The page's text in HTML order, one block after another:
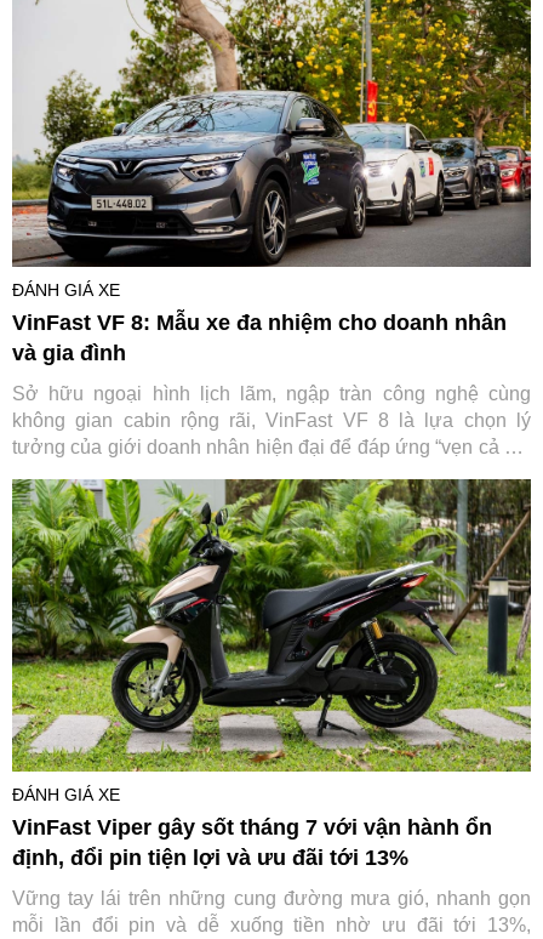
ĐÁNH GIÁ XE
VinFast VF 8: Mẫu xe đa nhiệm cho doanh nhân
và gia đình
Sở hữu ngoại hình lịch lãm, ngập tràn công nghệ cùng
không gian cabin rộng rãi, VinFast VF 8 là lựa chọn lý
tưởng của giới doanh nhân hiện đại để đáp ứng “vẹn cả đôi
ĐÁNH GIÁ XE
VinFast Viper gây sốt tháng 7 với vận hành ổn
định, đổi pin tiện lợi và ưu đãi tới 13%
Vững tay lái trên những cung đường mưa gió, nhanh gọn
mỗi lần đổi pin và dễ xuống tiền nhờ ưu đãi tới 13%,